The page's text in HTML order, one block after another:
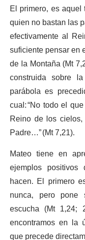
El primero, es
quien no bastan las
efectivamente al
suficiente pensar
de la Montaña (Mt
construida sobre
parábola es
cual: “No todo el
Reino de los
Padre…” (Mt 7,21).
Mateo tiene en
ejemplos
hacen. El primero
nunca, pero pone
escucha (Mt
encontramos en la